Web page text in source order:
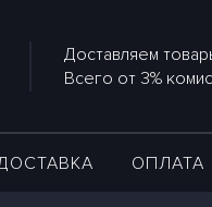
Доставляем
Всего от 3%
ОПЛАТА